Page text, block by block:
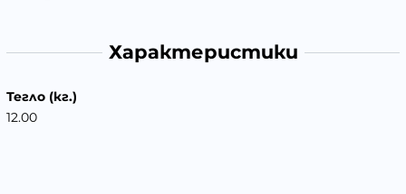
Характеристики
Тегло (кг.)
12.00